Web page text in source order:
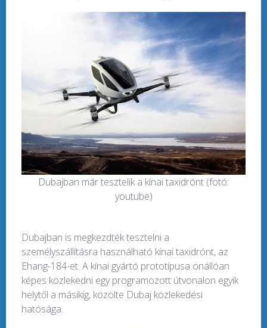
Dubajban már tesztelik a kínai taxidrónt (fotó:
youtube)
Dubajban is megkezdték tesztelni a
személyszállításra használható kínai taxidrónt, az
Ehang-184-et. A kínai gyártó prototípusa önállóan
képes közlekedni egy programozott útvonalon egyik
helytől a másikig, közölte Dubaj közlekedési
hatósága.